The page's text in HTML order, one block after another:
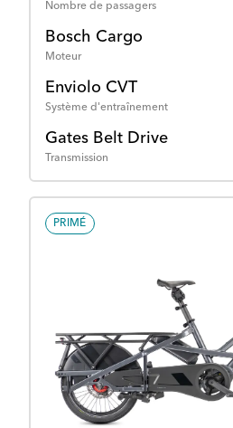
Nombre de passagers
Bosch Cargo
Moteur
Enviolo CVT
Système d'entraînement
Gates Belt Drive
Transmission
PRIMÉ